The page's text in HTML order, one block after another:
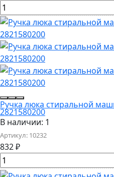
Ручка люка стиральной
2821580200
В наличии: 1
Артикул: 10232
832₽